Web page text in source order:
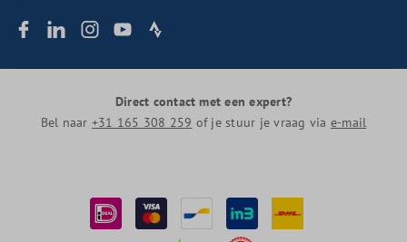
Direct contact met een expert?
Bel naar +31 165 308 259 of je stuur je vraag via e-mail